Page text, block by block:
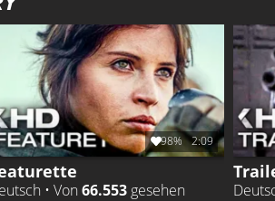
98% 2:09
• Von 66.553 gesehen